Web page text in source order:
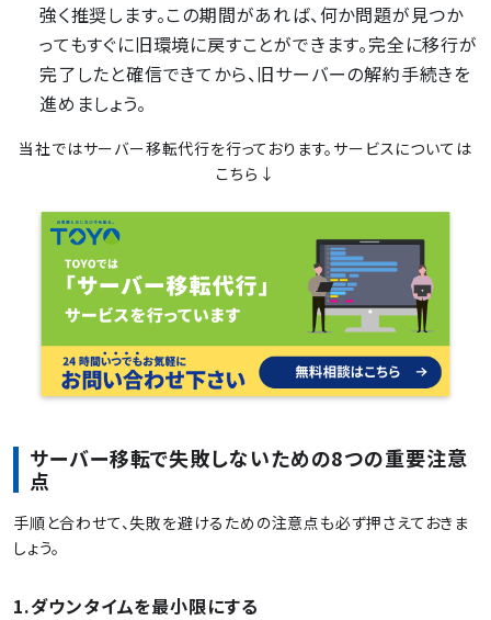
強く推奨します。この期間があれば、何か問題が見つか
ってもすぐに旧環境に戻すことができます。完全に移行が
完了したと確信できてから、旧サーバーの解約手続きを
進めましょう。
当社ではサーバー移転代行を行っております。サービスについては
こちら↓
サーバー移転で失敗しないための8つの重要注意
点
手順と合わせて、失敗を避けるための注意点も必ず押さえておきま
しょう。
1.ダウンタイムを最小限にする